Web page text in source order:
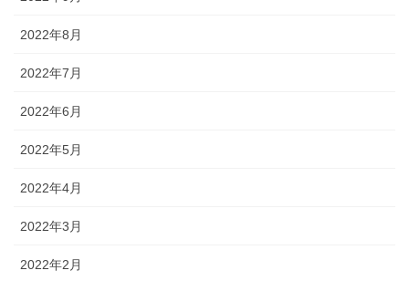
2022年8月
2022年7月
2022年6月
2022年5月
2022年4月
2022年3月
2022年2月